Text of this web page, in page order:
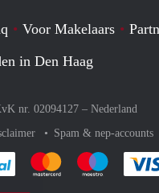
Voor Makelaars
in Den Haag
nr. 02094127 – Nederland
Spam & nep-accounts
Je rekent gemakkelijk af met
Je rekent Je rekent